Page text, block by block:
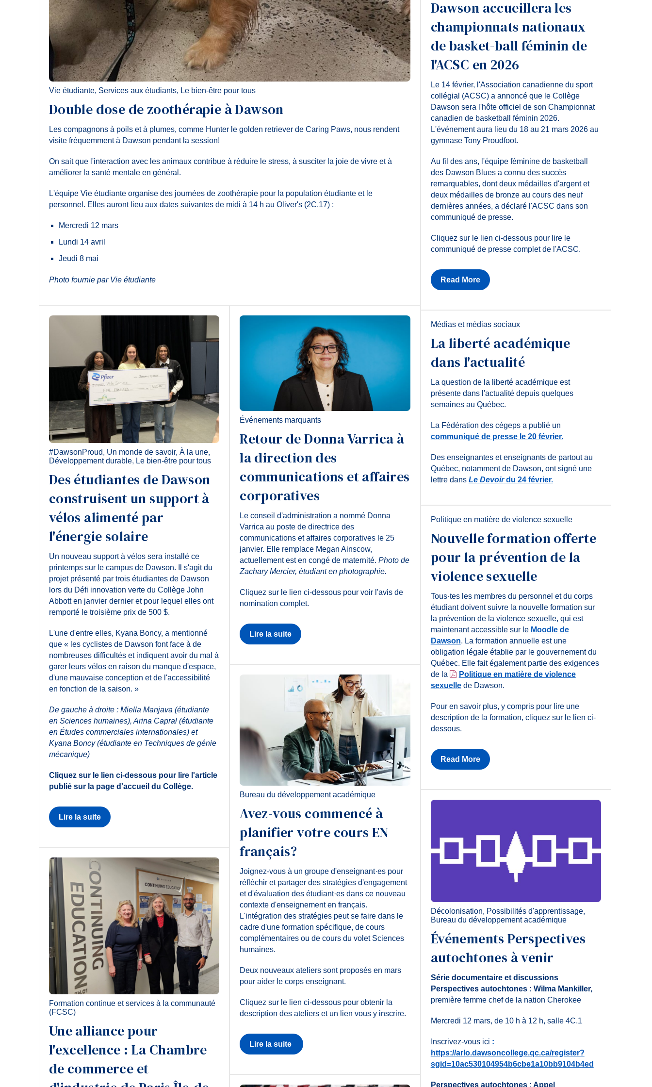
Vie étudiante, Services aux étudiants, Le bien-être pour tous
Double dose de zoothérapie à Dawson
Les compagnons à poils et à plumes, comme Hunter le golden retriever de Caring Paws, nous rendent
visite fréquemment à Dawson pendant la session!
On sait que l'interaction avec les animaux contribue à réduire le stress, à susciter la joie de vivre et à
améliorer la santé mentale en général.
L'équipe Vie étudiante organise des journées de zoothérapie pour la population étudiante et le
personnel. Elles auront lieu aux dates suivantes de midi à 14 h au Oliver's (2C.17) :
Mercredi 12 mars
Lundi 14 avril
Jeudi 8 mai
Photo fournie par Vie étudiante
Dawson accueillera les
championnats nationaux
de basket-ball féminin de
l'ACSC en 2026
Le 14 février, l'Association canadienne du sport
collégial (ACSC) a annoncé que le Collège
Dawson sera l'hôte officiel de son Championnat
canadien de basketball féminin 2026.
L'événement aura lieu du 18 au 21 mars 2026au
gymnase Tony Proudfoot.
Au fil des ans, l'équipe féminine de basketball
des Dawson Blues a connu des succès
remarquables, dont deux médailles d'argent et
deux médailles de bronze au cours des neuf
dernières années, a déclaré l'ACSC dans son
communiqué de presse.
Cliquez sur le lien ci-dessous pour lire le
communiqué de presse complet de l'ACSC.
Read More
#DawsonProud, Un monde de savoir, À la une,
Développement durable, Le bien-être pour tous
Des étudiantes de Dawson
construisent un support à
vélos alimenté par
l'énergie solaire
Un nouveau support à vélos sera installé ce
printemps sur le campus de Dawson. Il s'agit du
projet présenté par trois étudiantes de Dawson
lors du Défi innovation verte du Collège John
Abbott en janvier dernier et pour lequel elles ont
remporté le troisième prix de 500 $.
L'une d'entre elles, Kyana Boncy, a mentionné
que « les cyclistes de Dawson font face à de
nombreuses difficultés et indiquent avoir du mal à
garer leurs vélos en raison du manque d'espace,
d'une mauvaise conception et de l'accessibilité
en fonction de la saison. »
De gauche à droite : Miella Manjava (étudiante
en Sciences humaines), Arina Capral (étudiante
en Études commerciales internationales) et
Kyana Boncy (étudiante en Techniques de génie
mécanique)
Cliquez sur le lien ci-dessous pour lire l'article
publié sur la page d'accueil du Collège.
Lire la suite
Événements marquants
Retour de Donna Varrica à
la direction des
communications et affaires
corporatives
Le conseil d'administration a nommé Donna
Varrica au poste de directrice des
communications et affaires corporatives le 25
janvier. Elle remplace Megan Ainscow,
actuellement est en congé de maternité.Photo de
Zachary Mercier, étudiant en photographie.
Cliquez sur le lien ci-dessous pour voir l'avis de
nomination complet.
Lire la suite
Médias et médias sociaux
La liberté académique
dans l'actualité
La question de la liberté académique est
présente dans l'actualité depuis quelques
semaines au Québec.
La Fédération des cégeps a publié un
communiqué de presse le 20 février.
Des enseignantes et enseignants de partout au
Québec, notamment de Dawson, ont signé une
lettre dans Le Devoirdu 24 février.
Politique en matière de violence sexuelle
Nouvelle formation offerte
pour la prévention de la
violence sexuelle
Tous·tes les membres du personnel et du corps
étudiant doivent suivre la nouvelle formation sur
la prévention de la violence sexuelle, qui est
maintenant accessible sur le Moodle de
Dawson. La formation annuelle est une
obligation légale établie par le gouvernement du
Québec. Elle fait également partie des exigences
de la
Politique en matière de violence
sexuellede Dawson.
Pour en savoir plus, y compris pour lire une
description de la formation, cliquez sur le lien ci-
dessous.
Read More
Bureau du développement académique
Avez-vous commencé à
planifier votre cours EN
français?
Joignez-vous à un groupe d'enseignant·es pour
réfléchir et partager des stratégies d'engagement
et d'évaluation des étudiant·es dans ce nouveau
contexte d'enseignement en français.
L'intégration des stratégies peut se faire dans le
cadre d'une formation spécifique, de cours
complémentaires ou de cours du volet Sciences
humaines.
Deux nouveaux ateliers sont proposés en mars
pour aider le corps enseignant.
Cliquez sur le lien ci-dessous pour obtenir la
description des ateliers et un lien vous y inscrire.
Lire la suite
Décolonisation, Possibilités d'apprentissage,
Bureau du développement académique
Événements Perspectives
autochtones à venir
Série documentaire et discussions
Perspectives autochtones : Wilma Mankiller,
première femme chef de la nation Cherokee
Mercredi 12 mars, de 10 h à 12 h, salle 4C.1
Inscrivez-vous ici :
https://arlo.dawsoncollege.qc.ca/register?
sgid=10ac530104954b6cbe1a10bb9104b4ed
Perspectives autochtones : Appel
Formation continue et services à la communauté
(FCSC)
Une alliance pour
l'excellence : La Chambre
de commerce et